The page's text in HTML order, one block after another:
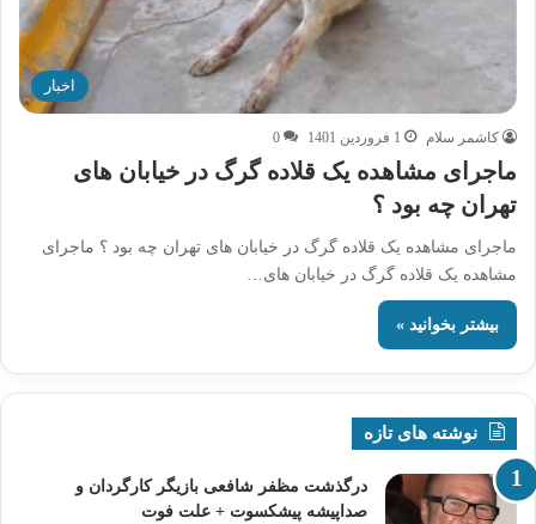
اخبار
کاشمر سلام 1 فروردین 1401 0
ماجرای مشاهده یک قلاده گرگ در خیابان های
تهران چه بود ؟
ماجرای مشاهده یک قلاده گرگ در خیابان های تهران چه بود ؟ ماجرای
مشاهده یک قلاده گرگ در خیابان های…
بیشتر بخوانید »
نوشته های تازه
درگذشت مظفر شافعی بازیگر کارگردان و
صداپیشه پیشکسوت + علت فوت